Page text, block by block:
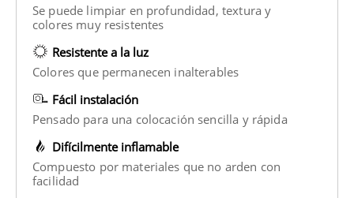
Se puede limpiar en profundidad, textura y
colores muy resistentes
Resistente a la luz
Colores que permanecen inalterables
Fácil instalación
Pensado para una colocación sencilla y rápida
Difícilmente inflamable
Compuesto por materiales que no arden con
facilidad